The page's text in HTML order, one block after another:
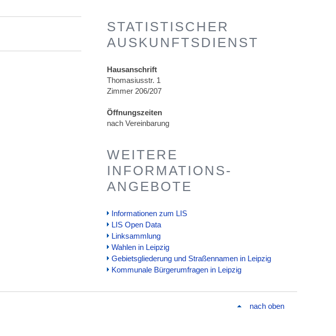
STATISTISCHER
AUSKUNFTSDIENST
Hausanschrift
Thomasiusstr. 1
Zimmer 206/207
Öffnungszeiten
nach Vereinbarung
WEITERE
INFORMATIONS-
ANGEBOTE
Informationen zum LIS
LIS Open Data
Linksammlung
Wahlen in Leipzig
Gebietsgliederung und Straßennamen in Leipzig
Kommunale Bürgerumfragen in Leipzig
nach oben